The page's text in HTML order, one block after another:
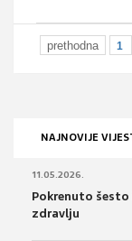
prethodna 1
NAJNOVIJE
11.05.2026.
Pokrenuto
zdravlju